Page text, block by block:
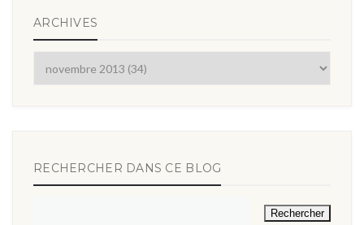
ARCHIVES
RECHERCHER DANS CE BLOG